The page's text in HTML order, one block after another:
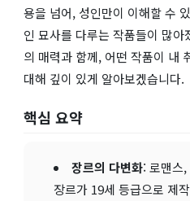
용을 넘어, 성인만이 이해할 수
인 묘사를 다루는 작품들이 많
의 매력과 함께, 어떤 작품이 내
대해 깊이 있게 알아보겠습니다.
핵심 요약
장르의 다변화: 로맨스
장르가 19세 등급으로 제